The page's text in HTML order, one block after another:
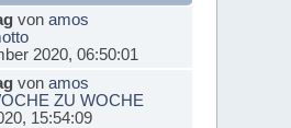
von amos
2020, 06:50:01
von amos
ZU WOCHE
15:54:09